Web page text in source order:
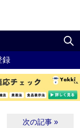
録
次の記事 »